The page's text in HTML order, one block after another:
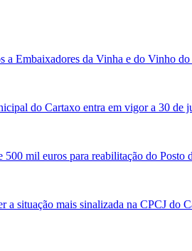
a Embaixadores da Vinha e do Vinho
do Cartaxo entra em vigor a 30 de
500 mil euros para reabilitação do
a situação mais sinalizada na CPCJ do